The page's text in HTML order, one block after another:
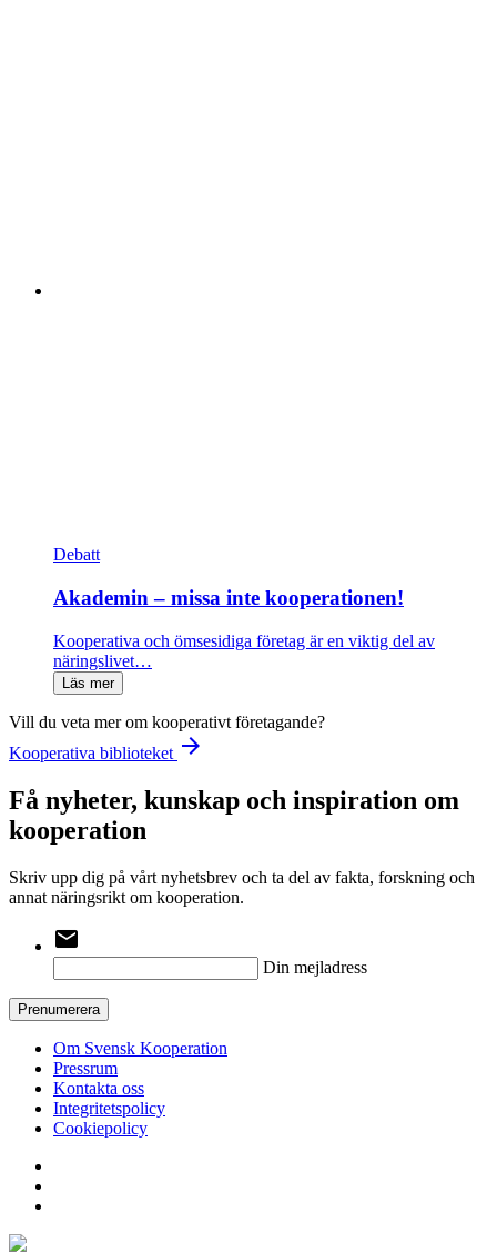
Debatt
Akademin – missa inte kooperationen!
Kooperativa och ömsesidiga företag är en viktig del av
näringslivet…
Läs mer
Vill du veta mer om kooperativt företagande?
Kooperativa biblioteket arrow_forward
Få nyheter, kunskap och inspiration om
kooperation
Skriv upp dig på vårt nyhetsbrev och ta del av fakta, forskning och
annat näringsrikt om kooperation.
email
Din mejladress
Prenumerera
Om Svensk Kooperation
Pressrum
Kontakta oss
Integritetspolicy
Cookiepolicy